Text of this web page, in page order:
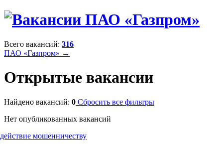
Всего вакансий: 316
ПАО «Газпром» →
Открытые вакансии
Найдено вакансий: 0 Сбросить все фильтры
Нет опубликованных вакансий
мошенничеству